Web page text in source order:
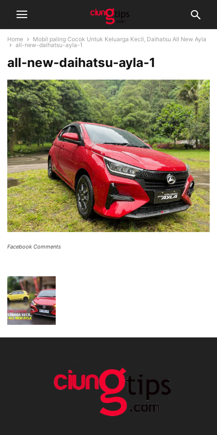
Home
Mobil paling Cocok Untuk Keluarga Kecil, Daihatsu All New Ayla
all-new-daihatsu-ayla-1
all-new-daihatsu-ayla-1
Facebook Comments